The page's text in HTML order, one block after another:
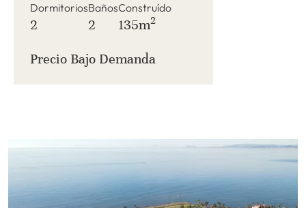
Dormitorios
2
Baños
2
Construído
135m2
Precio Bajo Demanda